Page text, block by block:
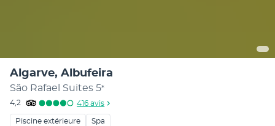
Algarve, Albufeira
São Rafael Suites 5*
4,2 416 avis
Piscine extérieure Spa